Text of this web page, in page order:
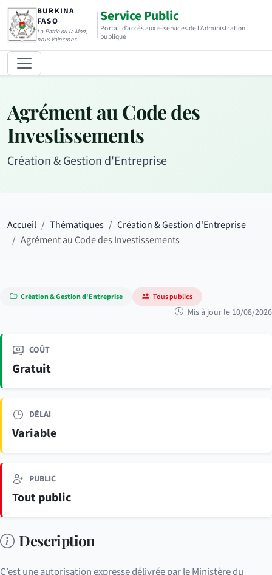
BURKINA
FASO
La Patrie ou la Mort,
nous Vaincrons
Service Public
Portail d’accès aux e-services de l’Administration
publique
Agrément au Code des
Investissements
Création & Gestion d'Entreprise
Accueil Thématiques
Création & Gestion d'Entreprise
Agrément au Code des Investissements
Création & Gestion d'Entreprise Tous publics
Mis à jour le 10/08/2026
COÛT
Gratuit
DÉLAI
Variable
PUBLIC
Tout public
Description
C’est une autorisation expresse délivrée par le Ministère du